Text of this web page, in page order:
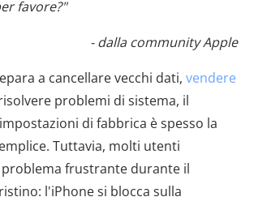
favore?"
- dalla community Apple
a cancellare vecchi dati, vendere
problemi di sistema, il
di fabbrica è spesso la
Tuttavia, molti utenti
frustrante durante il
l'iPhone si blocca sulla